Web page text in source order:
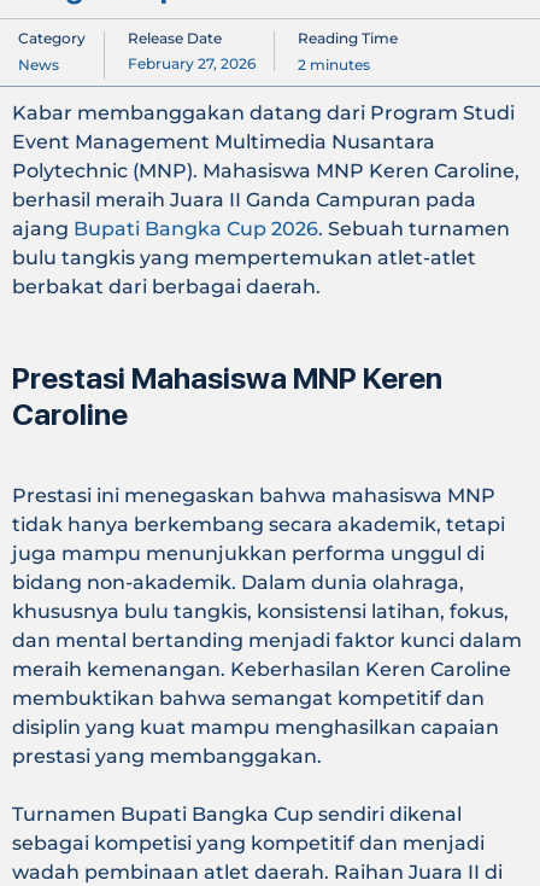
Category
News
Release Date
February 27, 2026
Reading Time
2 minutes
Kabar membanggakan datang dari Program Studi
Event Management Multimedia Nusantara
Polytechnic (MNP). Mahasiswa MNP Keren Caroline,
berhasil meraih Juara II Ganda Campuran pada
ajang Bupati Bangka Cup 2026. Sebuah turnamen
bulu tangkis yang mempertemukan atlet-atlet
berbakat dari berbagai daerah.
Prestasi Mahasiswa MNP Keren
Caroline
Prestasi ini menegaskan bahwa mahasiswa MNP
tidak hanya berkembang secara akademik, tetapi
juga mampu menunjukkan performa unggul di
bidang non-akademik. Dalam dunia olahraga,
khususnya bulu tangkis, konsistensi latihan, fokus,
dan mental bertanding menjadi faktor kunci dalam
meraih kemenangan. Keberhasilan Keren Caroline
membuktikan bahwa semangat kompetitif dan
disiplin yang kuat mampu menghasilkan capaian
prestasi yang membanggakan.
Turnamen Bupati Bangka Cup sendiri dikenal
sebagai kompetisi yang kompetitif dan menjadi
wadah pembinaan atlet daerah. Raihan Juara II di